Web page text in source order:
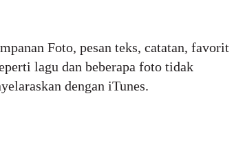
Foto, pesan teks, catatan, favorit
lagu dan beberapa foto tidak
dengan iTunes.